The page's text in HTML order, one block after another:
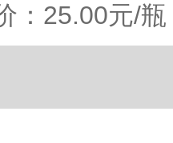
：25.00元/瓶